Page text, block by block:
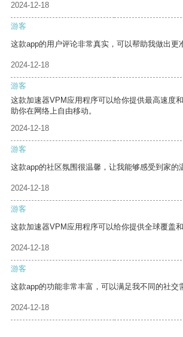
2024-12-18
游客
这款app的用户评论非常真实，可以帮助我做出更
2024-12-18
游客
这款加速器VPM应用程序可以给你提供最高速度
助你在网络上自由移动。
2024-12-18
游客
这款app的社区氛围很温馨，让我能够感受到家的
2024-12-18
游客
这款加速器VPM应用程序可以给你提供全球覆盖
2024-12-18
游客
这款app的功能非常丰富，可以满足我不同的社交
2024-12-18